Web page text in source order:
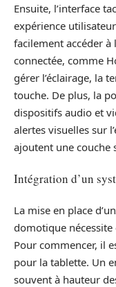
Ensuite, l’interface
expérience
facilement accéder
connectée, comme
gérer l’éclairage, la
touche. De plus, la
dispositifs audio et
alertes visuelles sur
ajoutent une couche
Intégration d’un
La mise en place
domotique
Pour commencer, il
pour la tablette. Un
souvent à hauteur